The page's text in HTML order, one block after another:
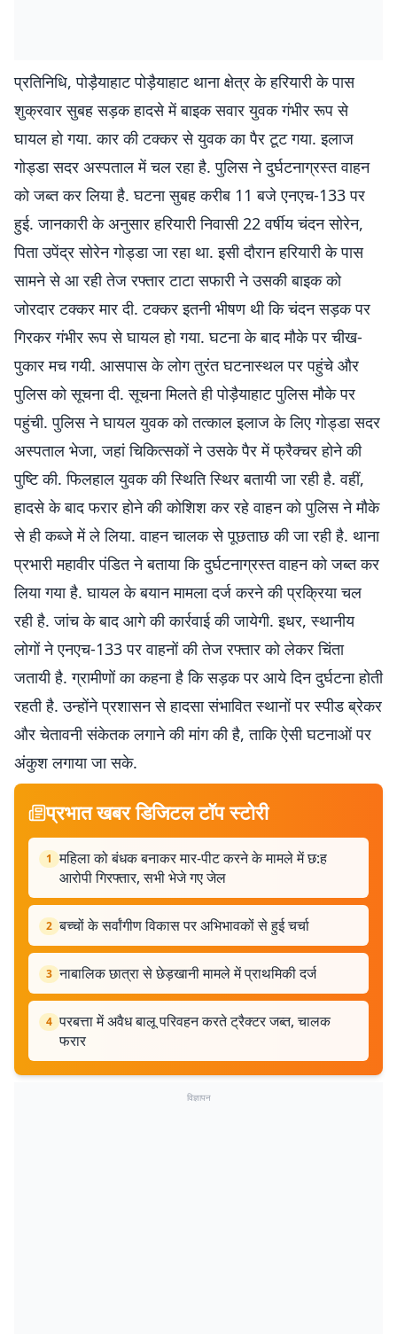
प्रतिनिधि, पोड़ैयाहाट पोड़ैयाहाट थाना क्षेत्र के हरियारी के पास
शुक्रवार सुबह सड़क हादसे में बाइक सवार युवक गंभीर रूप से
घायल हो गया. कार की टक्कर से युवक का पैर टूट गया. इलाज
गोड्डा सदर अस्पताल में चल रहा है. पुलिस ने दुर्घटनाग्रस्त वाहन
को जब्त कर लिया है. घटना सुबह करीब 11 बजे एनएच-133 पर
हुई. जानकारी के अनुसार हरियारी निवासी 22 वर्षीय चंदन सोरेन,
पिता उपेंद्र सोरेन गोड्डा जा रहा था. इसी दौरान हरियारी के पास
सामने से आ रही तेज रफ्तार टाटा सफारी ने उसकी बाइक को
जोरदार टक्कर मार दी. टक्कर इतनी भीषण थी कि चंदन सड़क पर
गिरकर गंभीर रूप से घायल हो गया. घटना के बाद मौके पर चीख-
पुकार मच गयी. आसपास के लोग तुरंत घटनास्थल पर पहुंचे और
पुलिस को सूचना दी. सूचना मिलते ही पोड़ैयाहाट पुलिस मौके पर
पहुंची. पुलिस ने घायल युवक को तत्काल इलाज के लिए गोड्डा सदर
अस्पताल भेजा, जहां चिकित्सकों ने उसके पैर में फ्रैक्चर होने की
पुष्टि की. फिलहाल युवक की स्थिति स्थिर बतायी जा रही है. वहीं,
हादसे के बाद फरार होने की कोशिश कर रहे वाहन को पुलिस ने मौके
से ही कब्जे में ले लिया. वाहन चालक से पूछताछ की जा रही है. थाना
प्रभारी महावीर पंडित ने बताया कि दुर्घटनाग्रस्त वाहन को जब्त कर
लिया गया है. घायल के बयान मामला दर्ज करने की प्रक्रिया चल
रही है. जांच के बाद आगे की कार्रवाई की जायेगी. इधर, स्थानीय
लोगों ने एनएच-133 पर वाहनों की तेज रफ्तार को लेकर चिंता
जतायी है. ग्रामीणों का कहना है कि सड़क पर आये दिन दुर्घटना होती
रहती है. उन्होंने प्रशासन से हादसा संभावित स्थानों पर स्पीड ब्रेकर
और चेतावनी संकेतक लगाने की मांग की है, ताकि ऐसी घटनाओं पर
अंकुश लगाया जा सके.
प्रभात खबर डिजिटल टॉप स्टोरी
1 महिला को बंधक बनाकर मार-पीट करने के मामले में छ:ह
आरोपी गिरफ्तार, सभी भेजे गए जेल
2 बच्चों के सर्वांगीण विकास पर अभिभावकों से हुई चर्चा
3 नाबालिक छात्रा से छेड़खानी मामले में प्राथमिकी दर्ज
4 परबत्ता में अवैध बालू परिवहन करते ट्रैक्टर जब्त, चालक
फरार
विज्ञापन